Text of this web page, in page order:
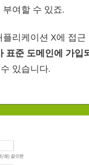
여할 수 있죠.
리케이션 X에 접근
표준 도메인에 가입
있습니다.